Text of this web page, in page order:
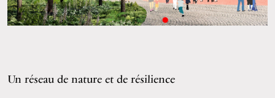
Un réseau de nature et de résilience